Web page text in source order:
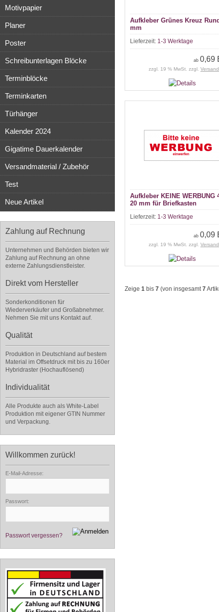
Motivpapier
Planer
Poster
Schreibunterlagen Blöcke
Terminblöcke
Terminkarten
Türhänger
Kalender 2024
Gigatime Dauerkalender
Versandmaterial / Zubehör
Test
Neue Artikel
Zahlung auf Rechnung
Unternehmen und Behörden bieten wir
Zahlung auf Rechnung an ohne
externe Zahlungsdienstleister.
Direkt vom Hersteller
Sonderkonditionen für
Wiederverkäufer und Großabnehmer.
Nehmen Sie mit uns Kontakt auf.
Qualität
Produktion in Deutschland auf bestem
Material im Offsetdruck mit bis zu 160er
Hybridraster (Hochauflösend)
Individualität
Alle Produkte auch als White-Label
Produktion mit eigener GTIN Nummer
und Verpackung.
Willkommen zurück!
E-Mail-Adresse:
Passwort:
Passwort vergessen?
Aufkleber Grünes Kreuz
mm
Lieferzeit: 1-3 Werktage
ab 0,69
zzgl. 19 % MwSt. zzgl.
Aufkleber KEINE WERBUNG
20 mm für Briefkasten
Lieferzeit: 1-3 Werktage
ab 0,09
zzgl. 19 % MwSt. zzgl.
Zeige 1 bis 7 (von insgesamt7